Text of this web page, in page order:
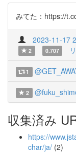
みてた：https://
2023-11-17
2
0.707
1
2
収集済み
https://
char/ja/ (2)